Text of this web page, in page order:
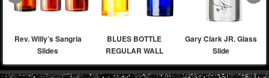
Rev. Willy’s Sangria
Slides
BLUES BOTTLE
REGULAR WALL
Gary Clark JR. Glass
Slide